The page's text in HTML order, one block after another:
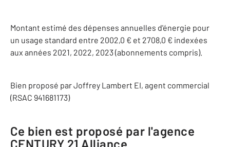
Montant estimé des dépenses annuelles d'énergie pour
un usage standard entre 2002,0 € et 2708,0 € indexées
aux années 2021, 2022, 2023 (abonnements compris).
Bien proposé parJoffrey Lambert EI, agent commercial
(RSAC 941681173)
Ce bien est proposé par l'agence
CENTURY 21 Alliance